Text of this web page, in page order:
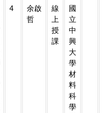
4
余啟
哲
線
上
授
課
國
立
中
興
大
學
材
料
科
學